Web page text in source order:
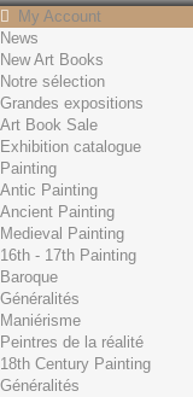
My Account
Contact
English
English
Français
News
Search
Cart (empty)
No products
News
New Art Books
Notre sélection
Grandes expositions
Art Book Sale
Exhibition catalogue
Painting
Antic Painting
Ancient Painting
Medieval Painting
16th - 17th Painting
Baroque
Généralités
Maniérisme
Peintres de la réalité
18th Century Painting
Généralités